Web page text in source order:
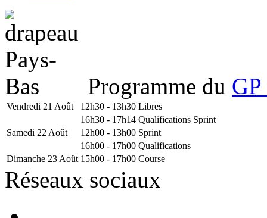
Programme du
Vendredi 21 Août 12h30 - 13h30 Libres
16h30 - 17h14 Qualifications Sprint
Samedi 22 Août
12h00 - 13h00 Sprint
16h00 - 17h00 Qualifications
Dimanche 23 Août 15h00 - 17h00 Course
Réseaux sociaux